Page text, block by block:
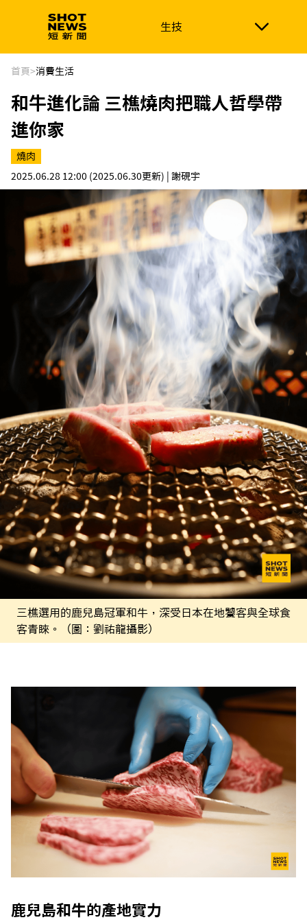
生技
生技 政治
新南向 體育
首頁>消費生活
和牛進化論 三樵燒肉把職人哲學帶
進你家
燒肉
2025.06.28 12:00 (2025.06.30更新) | 謝硯宇
三樵選用的鹿兒島冠軍和牛，深受日本在地饕客與全球食
客青睞。（圖：劉祐龍攝影）
鹿兒島和牛的產地實力